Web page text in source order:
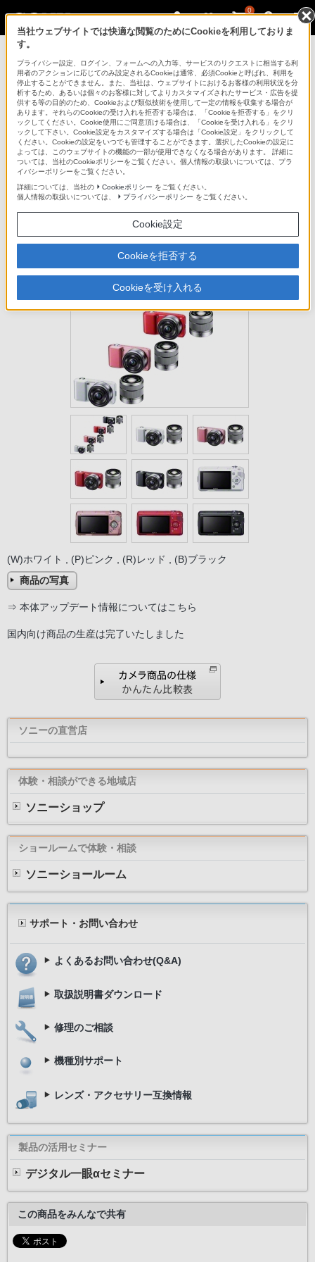
0
NEX-3D
一眼クオリティーを、いつでもカジュアルに持ち歩く。ハイビジョ
ン動画撮影もできる有効約1420万画素、薄型広角レンズと標準ズー
ムレンズをセットにした〈ダブルレンズキット〉
デジタル一眼カメラ
NEX-3D
キットレンズ：E16mm F2.8＋E18-55mm F3.5-5.6 OSS
生産完了
(W)ホワイト , (P)ピンク , (R)レッド , (B)ブラック
商品の写真
⇒ 本体アップデート情報についてはこちら
国内向け商品の生産は完了いたしました
ソニーの直営店
体験・相談ができる地域店
ソニーショップ
ショールームで体験・相談
ソニーショールーム
サポート・お問い合わせ
よくあるお問い合わせ(Q&A)
取扱説明書ダウンロード
修理のご相談
機種別サポート
レンズ・アクセサリー互換情報
製品の活用セミナー
デジタル一眼αセミナー
この商品をみんなで共有
当社ウェブサイトでは快適な閲覧のためにCookieを利用しておりま
す。
プライバシー設定、ログイン、フォームへの入力等、サービスのリクエストに相当する利
用者のアクションに応じてのみ設定されるCookieは通常、必須Cookieと呼ばれ、利用を
停止することができません。また、当社は、ウェブサイトにおけるお客様の利用状況を分
析するため、あるいは個々のお客様に対してよりカスタマイズされたサービス・広告を提
供する等の目的のため、Cookieおよび類似技術を使用して一定の情報を収集する場合が
あります。それらのCookieの受け入れを拒否する場合は、「Cookieを拒否する」をクリ
ックしてください。Cookie使用にご同意頂ける場合は、「Cookieを受け入れる」をクリ
ックして下さい。Cookie設定をカスタマイズする場合は「Cookie設定」をクリックして
ください。Cookieの設定をいつでも管理することができます。選択したCookieの設定に
よっては、このウェブサイトの機能の一部が使用できなくなる場合があります。 詳細に
ついては、当社のCookieポリシーをご覧ください。個人情報の取扱いについては、プラ
イバシーポリシーをご覧ください。
詳細については、当社の
Cookieポリシー をご覧ください。
個人情報の取扱いについては、
プライバシーポリシー をご覧ください。
Cookie設定
Cookieを拒否する
Cookieを受け入れる